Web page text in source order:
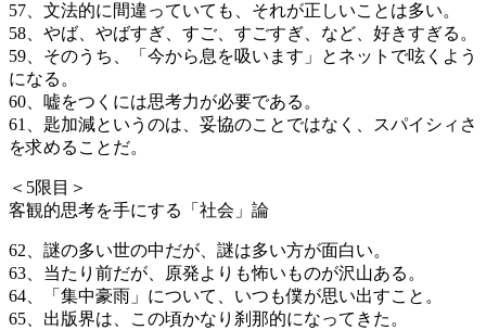
57、文法的に間違っていても、それが正しいことは多い。
58、やば、やばすぎ、すご、すごすぎ、など、好きすぎる。
59、そのうち、「今から息を吸います」とネットで呟くよう
になる。
60、嘘をつくには思考力が必要である。
61、匙加減というのは、妥協のことではなく、スパイシィさ
を求めることだ。
＜5限目＞
客観的思考を手にする「社会」論
62、謎の多い世の中だが、謎は多い方が面白い。
63、当たり前だが、原発よりも怖いものが沢山ある。
64、「集中豪雨」について、いつも僕が思い出すこと。
65、出版界は、この頃かなり刹那的になってきた。